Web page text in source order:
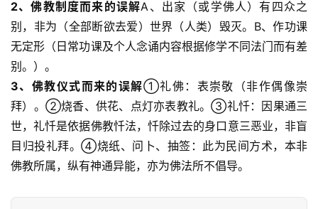
2、佛教制度而来的误解A、出家（或学佛人）有四众之
别，非为（全部断欲去爱）世界（人类）毁灭。B、作功课
无定形（日常功课及个人念诵内容根据修学不同法门而有差
别。）。
3、佛教仪式而来的误解①礼佛：表崇敬（非作偶像崇
拜）。②烧香、供花、点灯亦表教礼。③礼忏：因果通三
世，礼忏是依据佛教忏法，忏除过去的身口意三恶业，非盲
目归投礼拜。④烧纸、问卜、抽签：此为民间方术，本非
佛教所属，纵有神通异能，亦为佛法所不倡导。